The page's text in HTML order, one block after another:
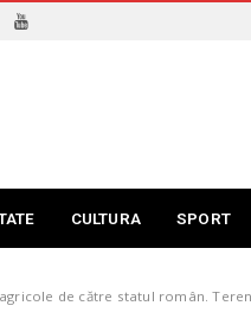
CULTURA SPORT
de către statul român.